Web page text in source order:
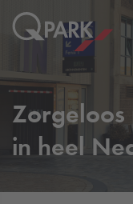
in heel